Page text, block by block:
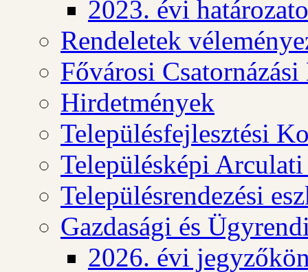
2023. évi
Rendeletek
Fővárosi
Hirdetmények
Településfejlesztési
Településképi
Településrendezési
Gazdasági és
2026. évi